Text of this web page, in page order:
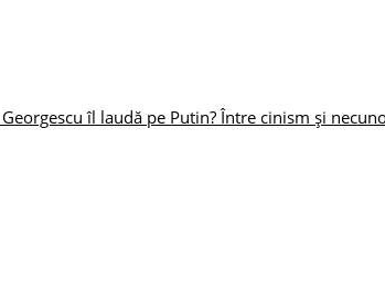
Georgescu îl laudă pe Putin? Între cinism și